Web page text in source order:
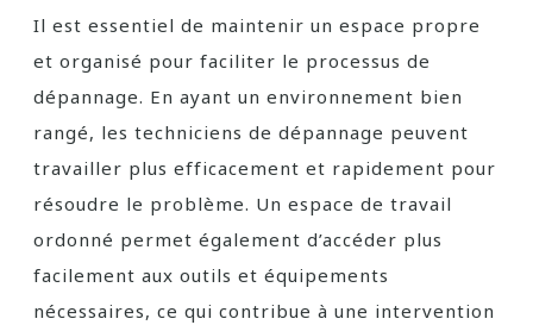
Il est essentiel de maintenir un espace propre
et organisé pour faciliter le processus de
dépannage. En ayant un environnement bien
rangé, les techniciens de dépannage peuvent
travailler plus efficacement et rapidement pour
résoudre le problème. Un espace de travail
ordonné permet également d’accéder plus
facilement aux outils et équipements
nécessaires, ce qui contribue à une intervention